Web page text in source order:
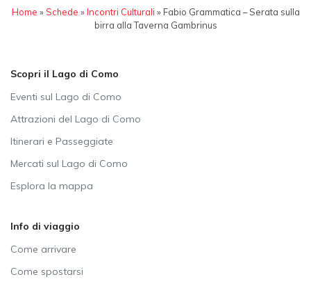
Home »Schede »Incontri Culturali » Fabio Grammatica – Serata sulla
birra alla Taverna Gambrinus
Scopri il Lago di Como
Eventi sul Lago di Como
Attrazioni del Lago di Como
Itinerari e Passeggiate
Mercati sul Lago di Como
Esplora la mappa
Info di viaggio
Come arrivare
Come spostarsi